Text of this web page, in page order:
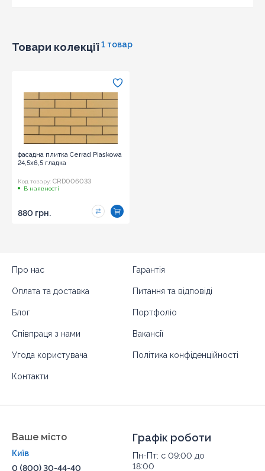
Товари колекції 1 товар
фасадна плитка Cerrad Piaskowa
24,5x6,5 гладка
Код товару: CRD006033
В наявності
880 грн.
Про нас Гарантія
Оплата та доставка Питання та відповіді
Блог Портфоліо
Співпраця з нами Вакансії
Угода користувача Політика конфіденційності
Контакти
Ваше місто
Київ
0 (800) 30-44-40
Графік роботи
Пн-Пт: с 09:00 до
18:00